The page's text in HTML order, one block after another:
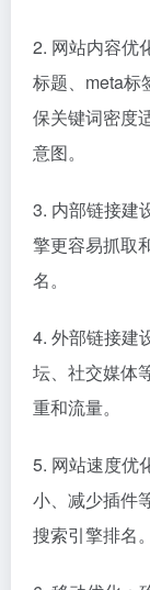
2. 网站内容优
标题、meta标
保关键词密度
意图。
3. 内部链接建
擎更容易抓取
名。
4. 外部链接建
坛、社交媒体
重和流量。
5. 网站速度优
小、减少插件
搜索引擎排名。